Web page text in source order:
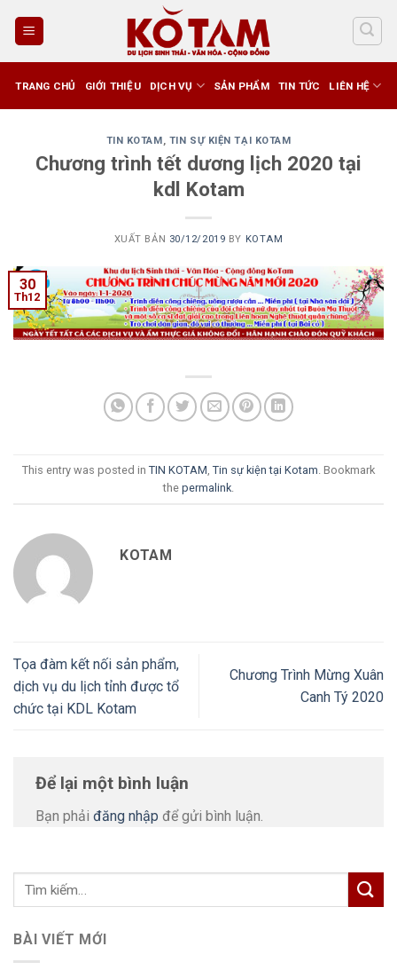
TRANG CHỦ GIỚI THIỆU DỊCH VỤ SẢN PHẨM TIN TỨC LIÊN HỆ
TIN KOTAM, TIN SỰ KIỆN TẠI KOTAM
Chương trình tết dương lịch 2020 tại
kdl Kotam
XUẤT BẢN 30/12/2019 BY KOTAM
30
Th12
This entry was posted in TIN KOTAM Tin sự kiện tại Kotam . Bookmark
the permalink
KOTAM
Tọa đàm kết nối sản phẩm,
dịch vụ du lịch tỉnh được tổ
chức tại KDL Kotam
Chương Trình Mừng Xuân
Canh Tý 2020
Để lại một bình luận
Bạn phải đăng nhập để gửi bình luận.
BÀI VIẾT MỚI